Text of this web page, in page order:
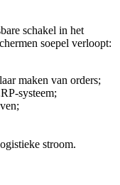
schakel in het
soepel verloopt:
maken van orders;
systeem;
stroom.